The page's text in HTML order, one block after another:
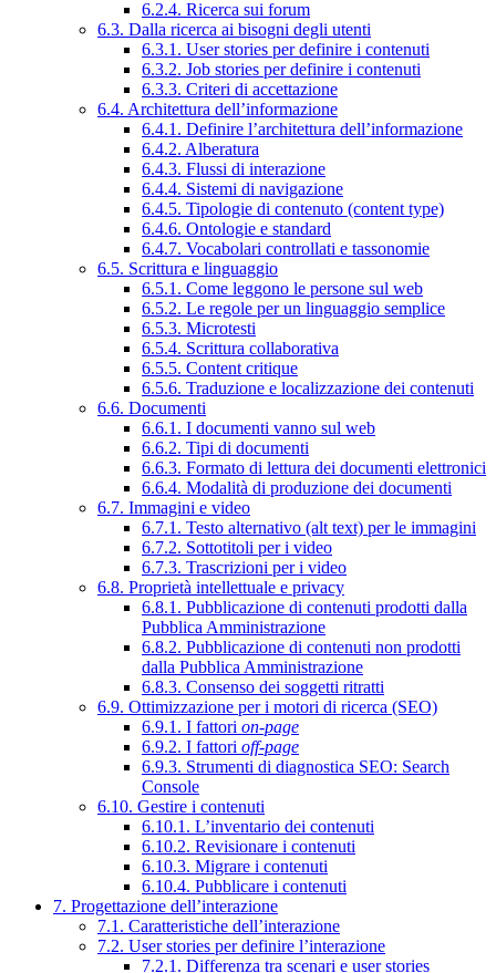
6.2.4. Ricerca sui forum
6.3. Dalla ricerca ai bisogni degli utenti
6.3.1. User stories per definire i contenuti
6.3.2. Job stories per definire i contenuti
6.3.3. Criteri di accettazione
6.4. Architettura dell’informazione
6.4.1. Definire l’architettura dell’informazione
6.4.2. Alberatura
6.4.3. Flussi di interazione
6.4.4. Sistemi di navigazione
6.4.5. Tipologie di contenuto (content type)
6.4.6. Ontologie e standard
6.4.7. Vocabolari controllati e tassonomie
6.5. Scrittura e linguaggio
6.5.1. Come leggono le persone sul web
6.5.2. Le regole per un linguaggio semplice
6.5.3. Microtesti
6.5.4. Scrittura collaborativa
6.5.5. Content critique
6.5.6. Traduzione e localizzazione dei contenuti
6.6. Documenti
6.6.1. I documenti vanno sul web
6.6.2. Tipi di documenti
6.6.3. Formato di lettura dei documenti elettronici
6.6.4. Modalità di produzione dei documenti
6.7. Immagini e video
6.7.1. Testo alternativo (alt text) per le immagini
6.7.2. Sottotitoli per i video
6.7.3. Trascrizioni per i video
6.8. Proprietà intellettuale e privacy
6.8.1. Pubblicazione di contenuti prodotti dalla
Pubblica Amministrazione
6.8.2. Pubblicazione di contenuti non prodotti
dalla Pubblica Amministrazione
6.8.3. Consenso dei soggetti ritratti
6.9. Ottimizzazione per i motori di ricerca (SEO)
6.9.1. I fattori on-page
6.9.2. I fattori off-page
6.9.3. Strumenti di diagnostica SEO: Search
Console
6.10. Gestire i contenuti
6.10.1. L’inventario dei contenuti
6.10.2. Revisionare i contenuti
6.10.3. Migrare i contenuti
6.10.4. Pubblicare i contenuti
7. Progettazione dell’interazione
7.1. Caratteristiche dell’interazione
7.2. User stories per definire l’interazione
7.2.1. Differenza tra scenari e user stories